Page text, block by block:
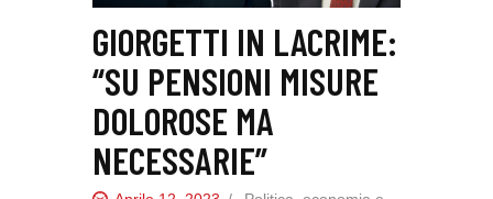
INTERNAZIONALE
RASSEGNA STAMPA
GIORGETTI IN LACRIME:
“SU PENSIONI MISURE
DOLOROSE MA
NECESSARIE”